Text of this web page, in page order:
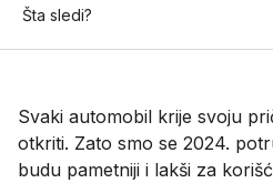
Šta sledi?
Svaki automobil krije svoju
otkriti. Zato smo se 2024.
budu pametniji i lakši za